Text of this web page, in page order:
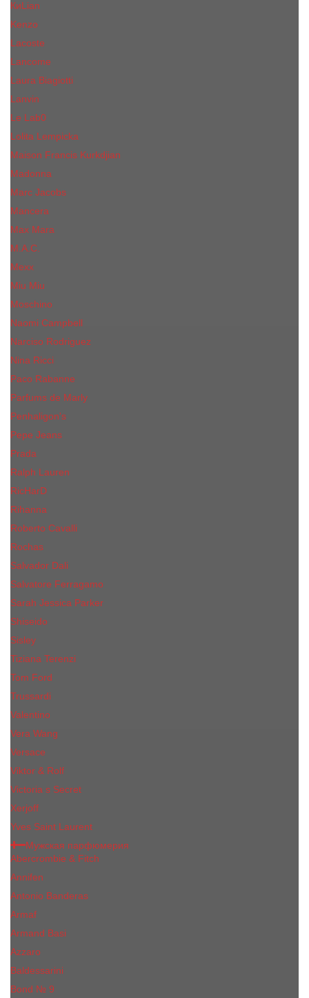
КиLian
Kenzo
Lacoste
Lancome
Laura Biagiotti
Lanvin
Lе Lab0
Lolita Lempicka
Maison Francis Kurkdjian
Madonna
Marc Jacobs
Mancera
Max Mara
M.А.C.
Mexx
Miu Miu
Mоsсhino
Naomi Campbell
Narciso Rodriguez
Nina Ricci
Paco Rabanne
Parfums de Marly
Penhaligon's
Pepe Jeans
Prada
Ralph Lauren
RicHarD
Rihanna
Roberto Cavalli
Rochas
Salvador Dali
Salvatore Ferragamo
Sarah Jessica Parker
Shiseido
Sisley
Tiziana Terenzi
Tom Ford
Trussardi
Valentino
Vera Wang
Versace
Viktor & Rolf
Victoria s Secret
Xerjoff
Yves Saint Laurent
Мужская парфюмерия
Abercrombie & Fitch
Annifen
Antonio Banderas
Armaf
Armand Basi
Azzaro
Baldessarini
Bond № 9